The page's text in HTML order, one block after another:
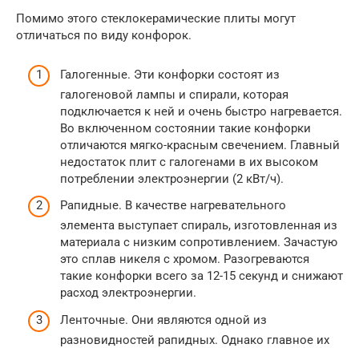
Помимо этого стеклокерамические плиты могут
отличаться по виду конфорок.
Галогенные. Эти конфорки состоят из
галогеновой лампы и спирали, которая
подключается к ней и очень быстро нагревается.
Во включенном состоянии такие конфорки
отличаются мягко-красным свечением. Главный
недостаток плит с галогенами в их высоком
потреблении электроэнергии (2 кВт/ч).
Рапидные. В качестве нагревательного
элемента выступает спираль, изготовленная из
материала с низким сопротивлением. Зачастую
это сплав никеля с хромом. Разогреваются
такие конфорки всего за 12-15 секунд и снижают
расход электроэнергии.
Ленточные. Они являются одной из
разновидностей рапидных. Однако главное их